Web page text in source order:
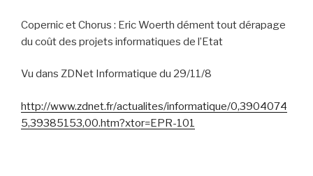
Copernic et Chorus : Eric Woerth dément tout dérapage
du coût des projets informatiques de l’Etat
Vu dans ZDNet Informatique du 29/11/8
http://www.zdnet.fr/actualites/informatique/0,3904074
5,39385153,00.htm?xtor=EPR-101